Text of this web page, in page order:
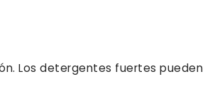
Los detergentes fuertes pueden